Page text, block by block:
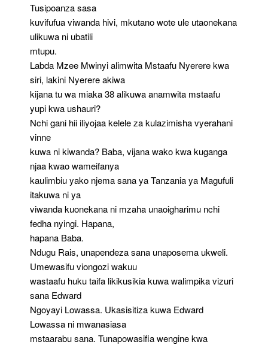
Tusipoanza sasa
kuvifufua viwanda hivi, mkutano wote ule utaonekana
ulikuwa ni ubatili
mtupu.
Labda Mzee Mwinyi alimwita Mstaafu Nyerere kwa
siri, lakini Nyerere akiwa
kijana tu wa miaka 38 alikuwa anamwita mstaafu
yupi kwa ushauri?
Nchi gani hii iliyojaa kelele za kulazimisha vyerahani
vinne
kuwa ni kiwanda? Baba, vijana wako kwa kuganga
njaa kwao wameifanya
kaulimbiu yako njema sana ya Tanzania ya Magufuli
itakuwa ni ya
viwanda kuonekana ni mzaha unaoigharimu nchi
fedha nyingi. Hapana,
hapana Baba.
Ndugu Rais, unapendeza sana unaposema ukweli.
Umewasifu viongozi wakuu
wastaafu huku taifa likikusikia kuwa walimpika vizuri
sana Edward
Ngoyayi Lowassa. Ukasisitiza kuwa Edward
Lowassa ni mwanasiasa
mstaarabu sana. Tunapowasifia wengine kwa